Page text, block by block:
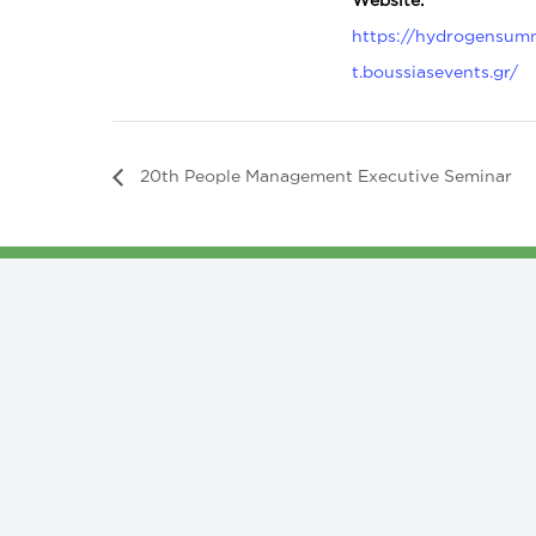
https://
t.boussiasevents.gr/
20th People Management Executive Seminar